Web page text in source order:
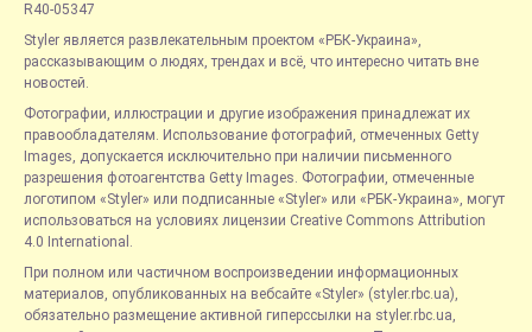
R40-05347
Styler является развлекательным проектом «РБК-Украина»,
рассказывающим о людях, трендах и всё, что интересно читать вне
новостей.
Фотографии, иллюстрации и другие изображения принадлежат их
правообладателям. Использование фотографий, отмеченных Getty
Images, допускается исключительно при наличии письменного
разрешения фотоагентства Getty Images. Фотографии, отмеченные
логотипом «Styler» или подписанные «Styler» или «РБК-Украина», могут
использоваться на условиях лицензии Creative Commons Attribution
4.0 International.
При полном или частичном воспроизведении информационных
материалов, опубликованных на вебсайте «Styler» (styler.rbc.ua),
обязательно размещение активной гиперссылки на styler.rbc.ua,